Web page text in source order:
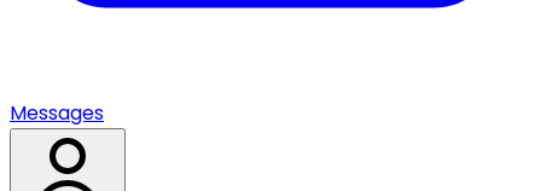
Messages